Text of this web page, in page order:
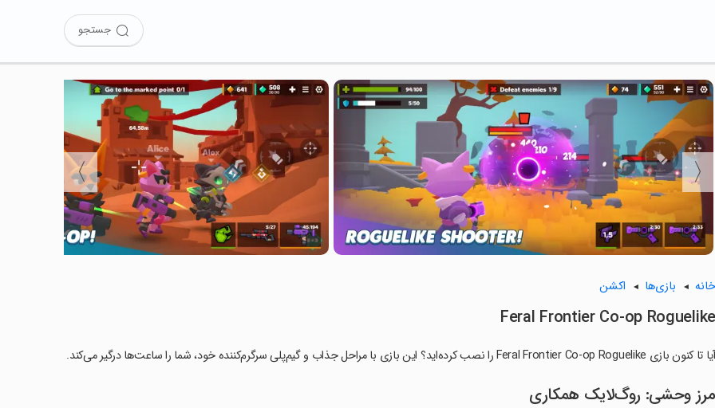
جستجو
〈
〉
خانه بازی‌ها اکشن
Feral Frontier Co-op Roguelike
آیا تا کنون بازی Feral Frontier Co-op Roguelike را نصب کرده‌اید؟ این بازی با مراحل جذاب و گیم‌پلی سرگرم‌کننده خود، شما را ساعت‌ها درگیر می‌کند.
مرز وحشی: روگ‌لایک همکاری